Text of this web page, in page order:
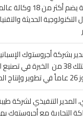
قطاع الأسمدة في طيبة
الحديثة
بشركة أجروستوك
تأسست عام 1949، ونمتلك 38 من الخبرة
التنفيذي لشركة
التجارية مع أجروستوك